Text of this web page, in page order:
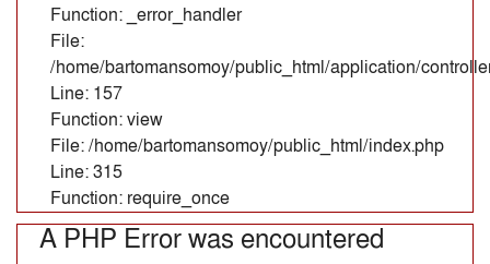
Function: _error_handler
File:
/home/bartomansomoy/public_html/application/
Line: 157
Function: view
File: /home/bartomansomoy/public_html/index.php
Line: 315
Function: require_once
A PHP Error was encountered